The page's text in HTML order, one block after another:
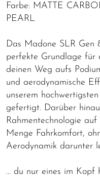
Farbe: MATTE
PEARL
Das Madone SLR Gen
perfekte Grundlage für
deinen Weg aufs
und aerodynamische
unserem
gefertigt. Darüber
Rahmentechnologie
Menge Fahrkomfort,
Aerodynamik darunter
… du nur eines im Kopf